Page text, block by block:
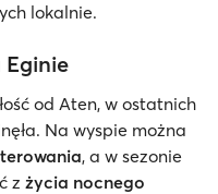
lokalnie.
od Aten, w ostatnich
Na wyspie można
, a w sezonie
z życia nocnego